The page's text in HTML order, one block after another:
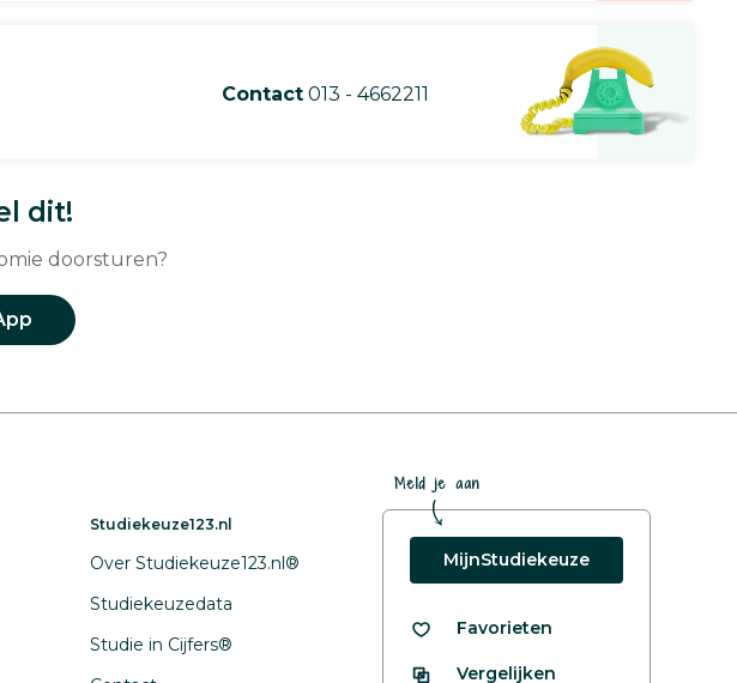
Contact 013 - 4662211
dit!
doorsturen?
Studiekeuze123.nl
Over Studiekeuze123.nl®
Studiekeuzedata
Studie in Cijfers®
Meld je aan
MijnStudiekeuze
Favorieten
Vergelijken